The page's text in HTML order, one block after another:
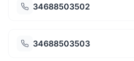
34688503502
34688503503